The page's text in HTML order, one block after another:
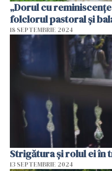
„Dorul cu
folclorul pastoral și
18 SEPTEMBRIE 2024
Strigătura și rolul ei în
13 SEPTEMBRIE 2024